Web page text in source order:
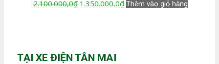
2.100.000,0₫ Giá
1.350.000,0₫Giá
Thêm vào giỏ hàng
TẠI XE ĐIỆN TÂN MAI